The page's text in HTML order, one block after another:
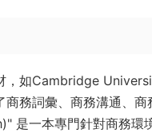
，如Cambridge
務詞彙、商務溝通、
一本專門針對商務環